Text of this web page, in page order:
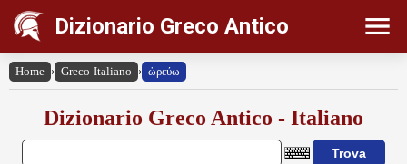
Dizionario Greco Antico
Home › Greco-Italiano › ὠρεύω
Dizionario Greco Antico - Italiano